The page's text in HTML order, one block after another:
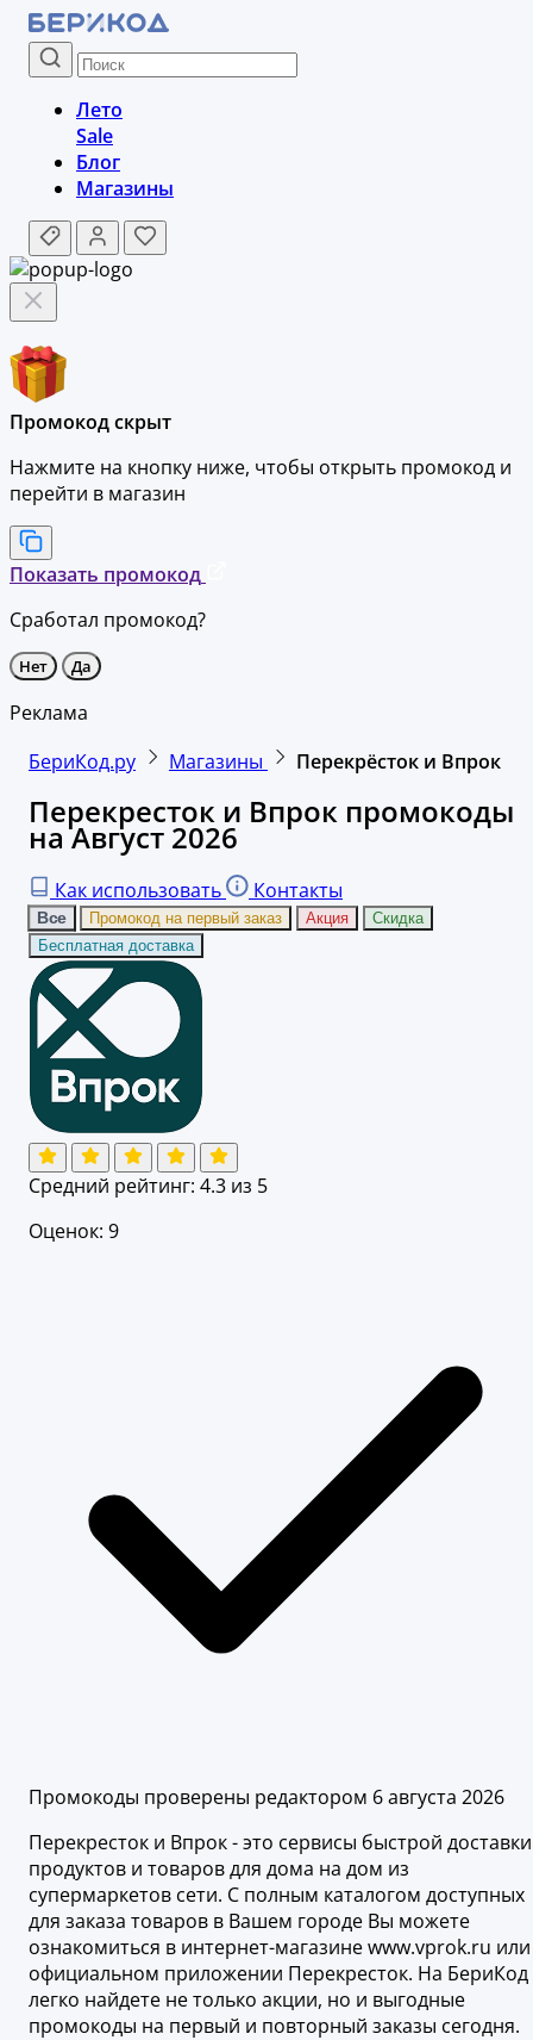
Лето
Sale
Блог
Магазины
Промокод скрыт
Нажмите на кнопку ниже, чтобы открыть промокод и
перейти в магазин
Показать промокод
Сработал промокод?
Нет Да
Реклама
БериКод.ру
Магазины Перекрёсток и Впрок
Перекресток и Впрок промокоды
на Август 2026
Как использовать Контакты
Все Промокод на первый заказ Акция
Скидка
Бесплатная доставка
Средний рейтинг: 4.3 из 5
Оценок: 9
Промокоды проверены редактором 6 августа 2026
Перекресток и Впрок - это сервисы быстрой доставки
продуктов и товаров для дома на дом из
супермаркетов сети. С полным каталогом доступных
для заказа товаров в Вашем городе Вы можете
ознакомиться в интернет-магазине www.vprok.ru или
официальном приложении Перекресток. На БериКод
легко найдете не только акции, но и выгодные
промокоды на первый и повторный заказы сегодня.